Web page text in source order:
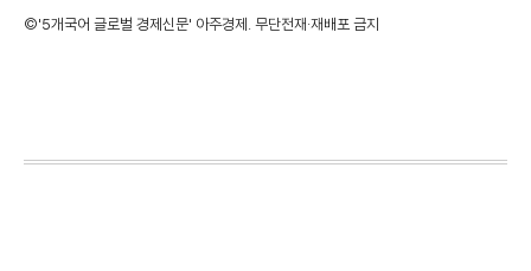
©'5개국어 글로벌 경제신문' 아주경제. 무단전재·재배포 금지